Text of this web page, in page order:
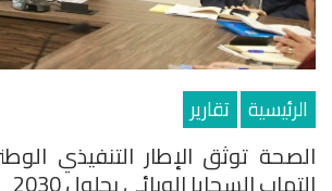
الرئيسية تقارير
الصحة توثق الإطار التنفيذي